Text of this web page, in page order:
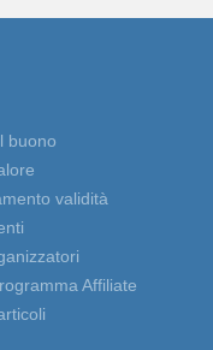
buono
validità
Affiliate